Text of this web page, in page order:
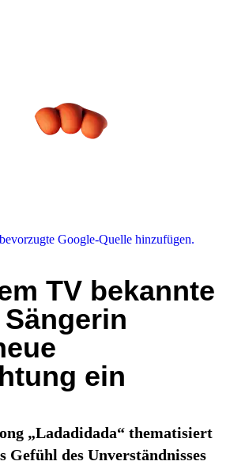
Google-Quelle hinzufügen.
TV bekannte
ein
„Ladadidada“ thematisiert
Gefühl des Unverständnisses